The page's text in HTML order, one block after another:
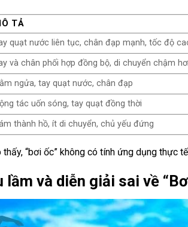
TẢ
quạt nước liên tục, chân đạp mạnh, tốc độ
và chân phối hợp đồng bộ, di chuyển chậm
ngửa, tay quạt nước, chân đạp
tác uốn sóng, tay quạt đồng thời
thành hồ, ít di chuyển, chủ yếu đứng
“bơi ốc” không có tính ứng dụng thực
lầm và diễn giải sai về